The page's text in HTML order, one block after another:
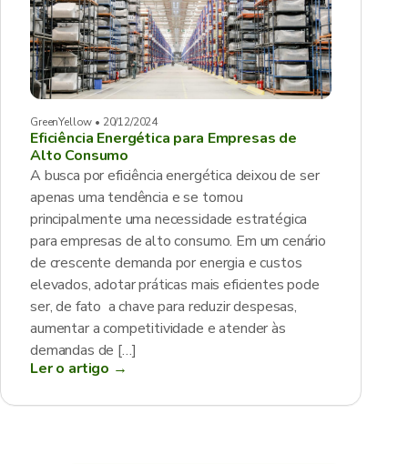
GreenYellow • 20/12/2024
Eficiência Energética para Empresas de
Alto Consumo
A busca por eficiência energética deixou de ser
apenas uma tendência e se tornou
principalmente uma necessidade estratégica
para empresas de alto consumo. Em um cenário
de crescente demanda por energia e custos
elevados, adotar práticas mais eficientes pode
ser, de fato a chave para reduzir despesas,
aumentar a competitividade e atender às
demandas de […]
Ler o artigo →